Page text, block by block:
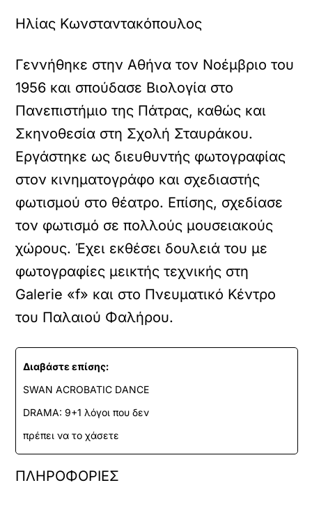
Ηλίας Κωνσταντακόπουλος
Γεννήθηκε στην Αθήνα τον Νοέμβριο του
1956 και σπούδασε Βιολογία στο
Πανεπιστήμιο της Πάτρας, καθώς και
Σκηνοθεσία στη Σχολή Σταυράκου.
Εργάστηκε ως διευθυντής φωτογραφίας
στον κινηματογράφο και σχεδιαστής
φωτισμού στο θέατρο. Επίσης, σχεδίασε
τον φωτισμό σε πολλούς μουσειακούς
χώρους. Έχει εκθέσει δουλειά του με
φωτογραφίες μεικτής τεχνικής στη
Galerie «f» και στο Πνευματικό Κέντρο
του Παλαιού Φαλήρου.
Διαβάστε επίσης:
SWAN ACROBATIC DANCE
DRAMA: 9+1 λόγοι που δεν
πρέπει να το χάσετε
ΠΛΗΡΟΦΟΡΙΕΣ